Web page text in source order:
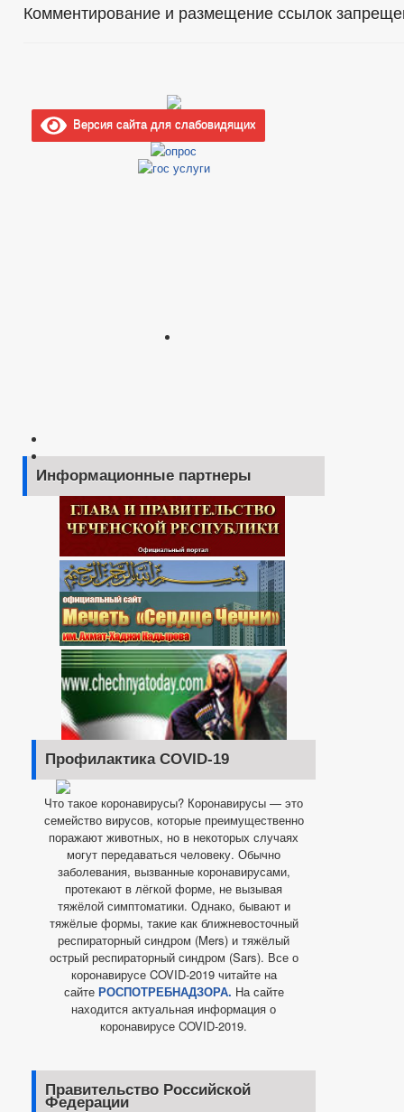
Комментирование и размещение ссылок
Версия сайта для слабовидящих
Информационные партнеры
Профилактика COVID-19
Что такое коронавирусы? Коронавирусы — это
семейство вирусов, которые преимущественно
поражают животных, но в некоторых случаях
могут передаваться человеку. Обычно
заболевания, вызванные коронавирусами,
протекают в лёгкой форме, не вызывая
тяжёлой симптоматики. Однако, бывают и
тяжёлые формы, такие как ближневосточный
респираторный синдром (Mers) и тяжёлый
острый респираторный синдром (Sars). Все о
коронавирусе COVID-2019 читайте на
сайте РОСПОТРЕБНАДЗОРА. На сайте
находится актуальная информация о
коронавирусе COVID-2019.
Правительство Российской
Федерации